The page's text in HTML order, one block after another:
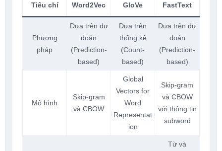
Tiêu chí Word2Vec GloVe FastText
Phương
pháp
Dựa trên dự
đoán
(Prediction-
based)
Dựa trên
thống kê
(Count-
based)
Dựa trên dự
đoán
(Prediction-
based)
Mô hình
Skip-gram
và CBOW
Global
Vectors for
Word
Representat
ion
Skip-gram
và CBOW
với thông tin
subword
Từ và